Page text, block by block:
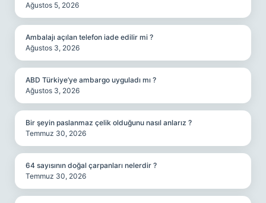
Ağustos 5, 2026
Ambalajı açılan telefon iade edilir mi ?
Ağustos 3, 2026
ABD Türkiye’ye ambargo uyguladı mı ?
Ağustos 3, 2026
Bir şeyin paslanmaz çelik olduğunu nasıl anlarız ?
Temmuz 30, 2026
64 sayısının doğal çarpanları nelerdir ?
Temmuz 30, 2026